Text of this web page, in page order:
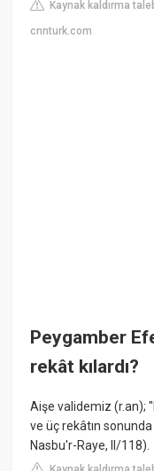
Kaynak kaldırma
cnnturk.com
Peygamber
rekât kılardı?
Aişe validemiz (r.an);
ve üç rekâtın
Nasbu'r-Raye, II/118).